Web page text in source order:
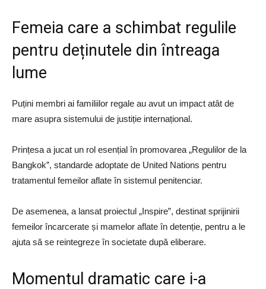
Femeia care a schimbat regulile
pentru deținutele din întreaga
lume
Puțini membri ai familiilor regale au avut un impact atât de
mare asupra sistemului de justiție internațional.
Prințesa a jucat un rol esențial în promovarea „Regulilor de la
Bangkok”, standarde adoptate de United Nations pentru
tratamentul femeilor aflate în sistemul penitenciar.
De asemenea, a lansat proiectul „Inspire”, destinat sprijinirii
femeilor încarcerate și mamelor aflate în detenție, pentru a le
ajuta să se reintegreze în societate după eliberare.
Momentul dramatic care i-a